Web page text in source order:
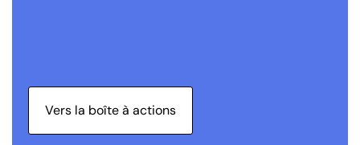
Vers la boîte à actions